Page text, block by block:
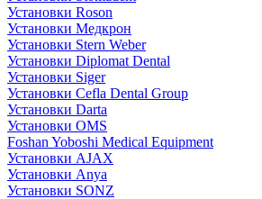
Установки Roson
Установки Медкрон
Установки Stern Weber
Установки Diplomat Dental
Установки Siger
Установки Cefla Dental Group
Установки Darta
Установки OMS
Foshan Yoboshi Medical Equipment
Установки AJAX
Установки Anya
Установки SONZ